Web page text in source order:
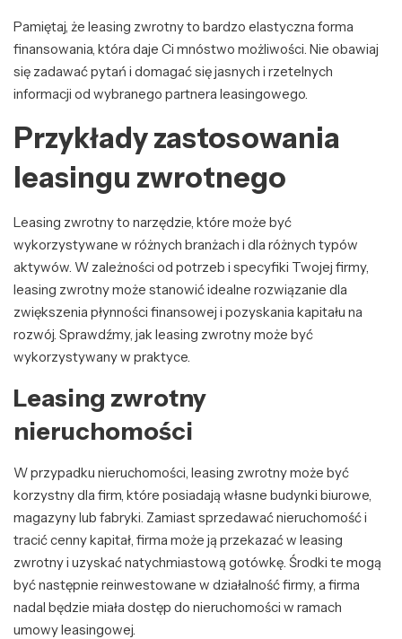
Pamiętaj, że leasing zwrotny to bardzo elastyczna forma
finansowania, która daje Ci mnóstwo możliwości. Nie obawiaj
się zadawać pytań i domagać się jasnych i rzetelnych
informacji od wybranego partnera leasingowego.
Przykłady zastosowania
leasingu zwrotnego
Leasing zwrotny to narzędzie, które może być
wykorzystywane w różnych branżach i dla różnych typów
aktywów. W zależności od potrzeb i specyfiki Twojej firmy,
leasing zwrotny może stanowić idealne rozwiązanie dla
zwiększenia płynności finansowej i pozyskania kapitału na
rozwój. Sprawdźmy, jak leasing zwrotny może być
wykorzystywany w praktyce.
Leasing zwrotny
nieruchomości
W przypadku nieruchomości, leasing zwrotny może być
korzystny dla firm, które posiadają własne budynki biurowe,
magazyny lub fabryki. Zamiast sprzedawać nieruchomość i
tracić cenny kapitał, firma może ją przekazać w leasing
zwrotny i uzyskać natychmiastową gotówkę. Środki te mogą
być następnie reinwestowane w działalność firmy, a firma
nadal będzie miała dostęp do nieruchomości w ramach
umowy leasingowej.